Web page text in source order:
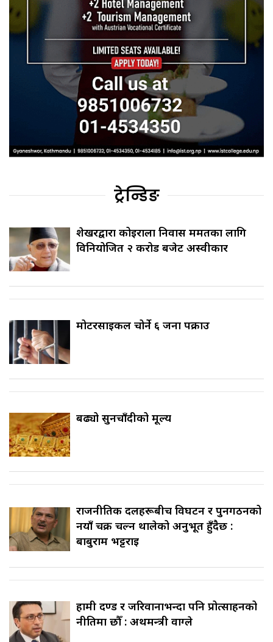
ट्रेन्डिङ
शेखरद्वारा कोइराला निवास मर्मतका लागि
विनियोजित २ करोड बजेट अस्वीकार
मोटरसाइकल चोर्ने ६ जना पक्राउ
बढ्यो सुनचाँदीको मूल्य
राजनीतिक दलहरूबीच विघटन र पुनर्गठनको
नयाँ चक्र चल्न थालेको अनुभूत हुँदैछ :
बाबुराम भट्टराई
हामी दण्ड र जरिवानाभन्दा पनि प्रोत्साहनको
नीतिमा छौँ : अर्थमन्त्री वाग्ले